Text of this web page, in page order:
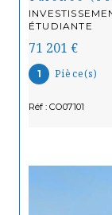
ÉTUDIANTE
71 201 €
1 Pièce(s)
Réf : CO07101